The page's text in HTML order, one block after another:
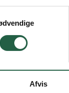
om,
Afvis